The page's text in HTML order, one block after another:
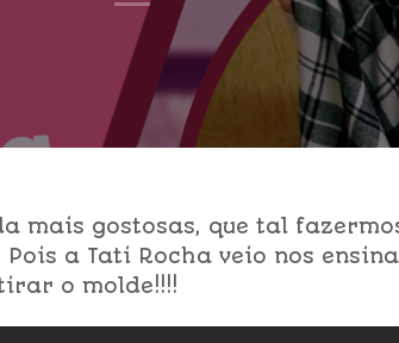
mais gostosas, que tal
a Tati Rocha veio nos
o molde!!!!